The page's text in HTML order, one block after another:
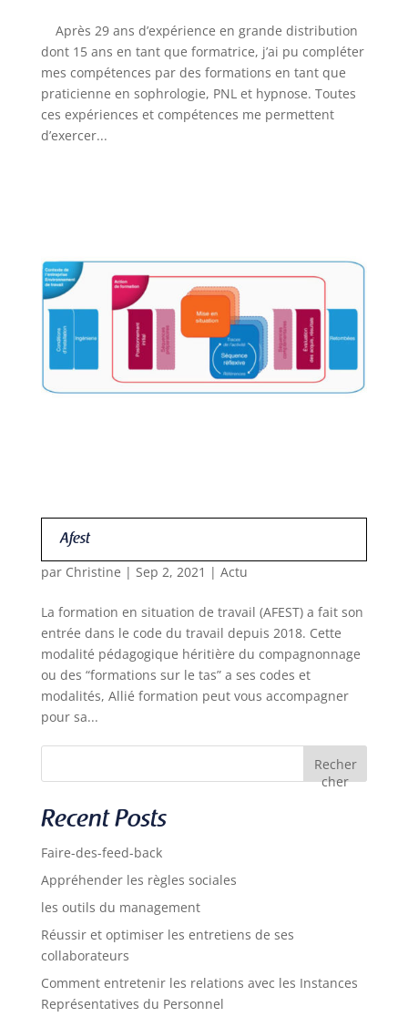
Après 29 ans d’expérience en grande distribution
dont 15 ans en tant que formatrice, j’ai pu compléter
mes compétences par des formations en tant que
praticienne en sophrologie, PNL et hypnose. Toutes
ces expériences et compétences me permettent
d’exercer...
Afest
par Christine | Sep 2, 2021 | Actu
La formation en situation de travail (AFEST) a fait son
entrée dans le code du travail depuis 2018. Cette
modalité pédagogique héritière du compagnonnage
ou des “formations sur le tas” a ses codes et
modalités, Allié formation peut vous accompagner
pour sa...
Recher
cher
Recent Posts
Faire-des-feed-back
Appréhender les règles sociales
les outils du management
Réussir et optimiser les entretiens de ses
collaborateurs
Comment entretenir les relations avec les Instances
Représentatives du Personnel